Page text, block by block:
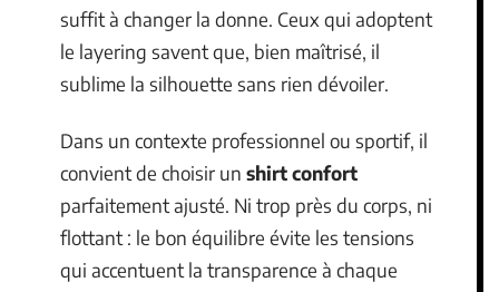
suffit à changer la donne. Ceux qui adoptent
le layering savent que, bien maîtrisé, il
sublime la silhouette sans rien dévoiler.
Dans un contexte professionnel ou sportif, il
convient de choisir un shirt confort
parfaitement ajusté. Ni trop près du corps, ni
flottant : le bon équilibre évite les tensions
qui accentuent la transparence à chaque